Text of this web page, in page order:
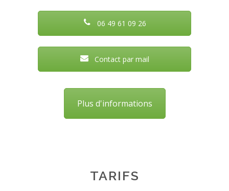
06 49 61 09 26
Contact par mail
Plus d'informations
TARIFS